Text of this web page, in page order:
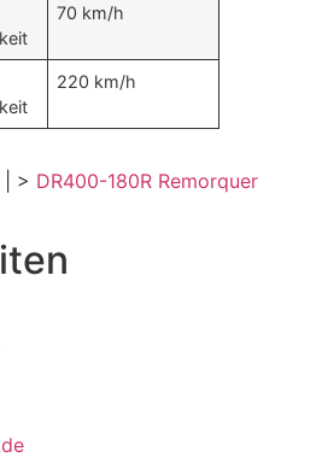
70 km/h
220 km/h
| > DR400-180R Remorquer